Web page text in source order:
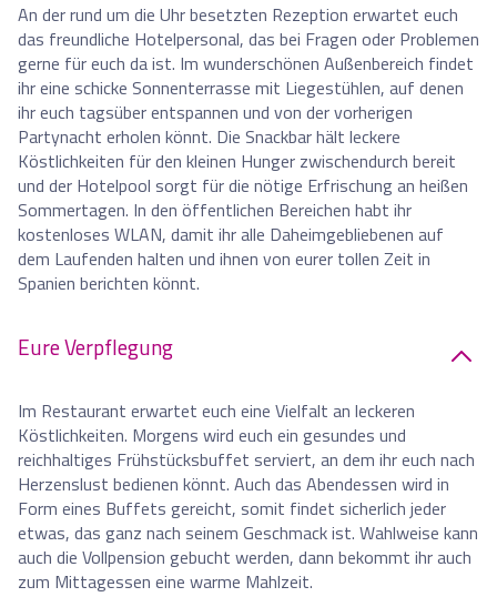
An der rund um die Uhr besetzten Rezeption erwartet euch
das freundliche Hotelpersonal, das bei Fragen oder Problemen
gerne für euch da ist. Im wunderschönen Außenbereich findet
ihr eine schicke Sonnenterrasse mit Liegestühlen, auf denen
ihr euch tagsüber entspannen und von der vorherigen
Partynacht erholen könnt. Die Snackbar hält leckere
Köstlichkeiten für den kleinen Hunger zwischendurch bereit
und der Hotelpool sorgt für die nötige Erfrischung an heißen
Sommertagen. In den öffentlichen Bereichen habt ihr
kostenloses WLAN, damit ihr alle Daheimgebliebenen auf
dem Laufenden halten und ihnen von eurer tollen Zeit in
Spanien berichten könnt.
Eure Verpflegung
Im Restaurant erwartet euch eine Vielfalt an leckeren
Köstlichkeiten. Morgens wird euch ein gesundes und
reichhaltiges Frühstücksbuffet serviert, an dem ihr euch nach
Herzenslust bedienen könnt. Auch das Abendessen wird in
Form eines Buffets gereicht, somit findet sicherlich jeder
etwas, das ganz nach seinem Geschmack ist. Wahlweise kann
auch die Vollpension gebucht werden, dann bekommt ihr auch
zum Mittagessen eine warme Mahlzeit.